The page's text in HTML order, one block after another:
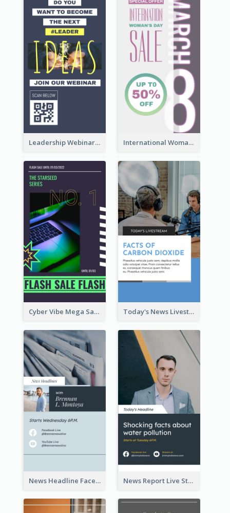
Leadership Webinar Instagram Story Design International Woman's Day Instagram Story Design
Cyber Vibe Mega Sale Instagram Stories Design Today's News Livestream Instagram Story
News Headline Facebook Streaming Instagram Story News Report Live Stream Instagram Story